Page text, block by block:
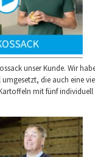
unser Kunde. Wir
umgesetzt, die auch eine
mit fünf